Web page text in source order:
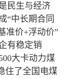
民生与经济
“中长期合同
准价+浮动价”
有稳定销
大卡动力煤
住了全国电煤